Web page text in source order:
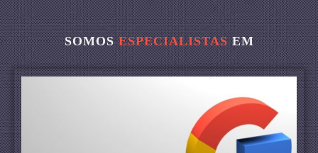
SOMOSESPECIALISTASEM